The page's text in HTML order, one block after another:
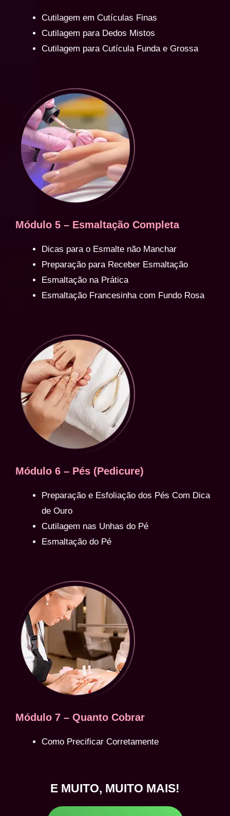
Cutilagem em Cutículas Finas
Cutilagem para Dedos Mistos
Cutilagem para Cutícula Funda e Grossa
Módulo 5 – Esmaltação Completa
Dicas para o Esmalte não Manchar
Preparação para Receber Esmaltação
Esmaltação na Prática
Esmaltação Francesinha com Fundo Rosa
Módulo 6 – Pés (Pedicure)
Preparação e Esfoliação dos Pés Com Dica
de Ouro
Cutilagem nas Unhas do Pé
Esmaltação do Pé
Módulo 7 – Quanto Cobrar
Como Precificar Corretamente
E MUITO, MUITO MAIS!